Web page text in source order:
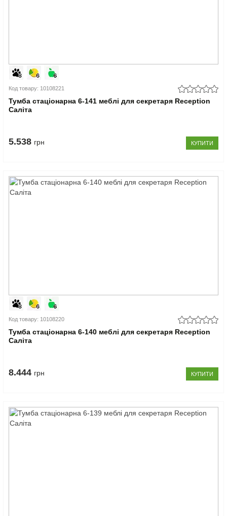
Код товару: 10108221
Тумба стаціонарна 6-141 меблі для секретаря Reception
Саліта
5.538 грн КУПИТИ
Код товару: 10108220
Тумба стаціонарна 6-140 меблі для секретаря Reception
Саліта
8.444 грн КУПИТИ